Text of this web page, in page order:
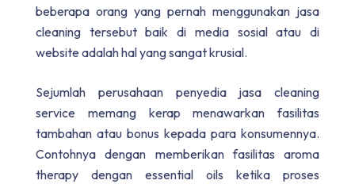
beberapa orang yang pernah menggunakan jasa
cleaning tersebut baik di media sosial atau di
website adalah hal yang sangat krusial.
Sejumlah perusahaan penyedia jasa cleaning
service memang kerap menawarkan fasilitas
tambahan atau bonus kepada para konsumennya.
Contohnya dengan memberikan fasilitas aroma
therapy dengan essential oils ketika proses